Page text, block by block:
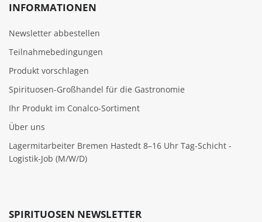
INFORMATIONEN
Newsletter abbestellen
Teilnahmebedingungen
Produkt vorschlagen
Spirituosen-Großhandel für die Gastronomie
Ihr Produkt im Conalco-Sortiment
Über uns
Lagermitarbeiter Bremen Hastedt 8–16 Uhr Tag-Schicht -
Logistik-Job (M/W/D)
SPIRITUOSEN NEWSLETTER